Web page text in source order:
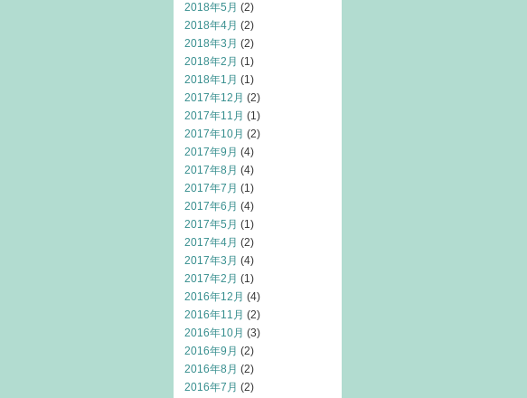
2018年5月 (2)
2018年4月 (2)
2018年3月 (2)
2018年2月 (1)
2018年1月 (1)
2017年12月 (2)
2017年11月 (1)
2017年10月 (2)
2017年9月 (4)
2017年8月 (4)
2017年7月 (1)
2017年6月 (4)
2017年5月 (1)
2017年4月 (2)
2017年3月 (4)
2017年2月 (1)
2016年12月 (4)
2016年11月 (2)
2016年10月 (3)
2016年9月 (2)
2016年8月 (2)
2016年7月 (2)